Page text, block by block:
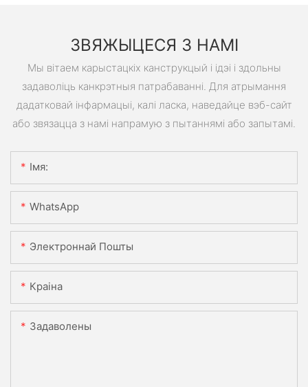
ЗВЯЖЫЦЕСЯ З НАМІ
Мы вітаем карыстацкіх канструкцый і ідэі і здольны
задаволіць канкрэтныя патрабаванні. Для атрымання
дадатковай інфармацыі, калі ласка, наведайце вэб-сайт
або звязацца з намі напрамую з пытаннямі або запытамі.
Імя:
WhatsApp
Электроннай Пошты
Краіна
Задаволены